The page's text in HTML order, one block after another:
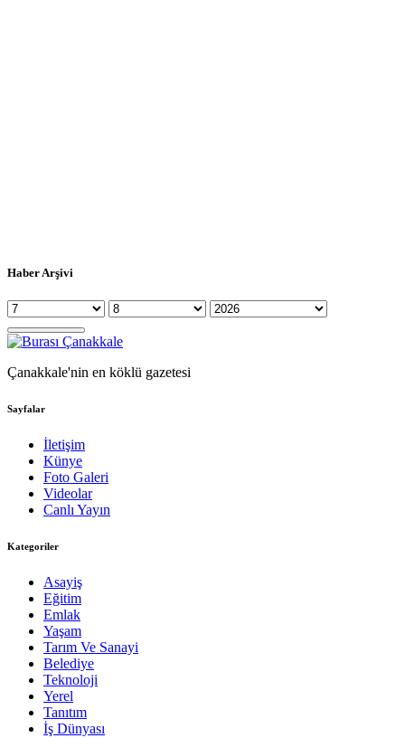
Haber Arşivi
Çanakkale'nin en köklü gazetesi
Sayfalar
İletişim
Künye
Foto Galeri
Videolar
Canlı Yayın
Kategoriler
Asayiş
Eğitim
Emlak
Yaşam
Tarım Ve Sanayi
Belediye
Teknoloji
Yerel
Tanıtım
İş Dünyası